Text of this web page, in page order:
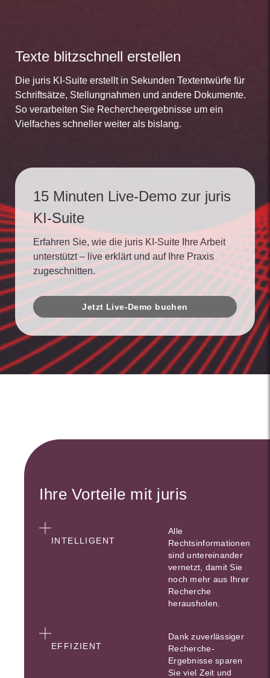
Texte blitzschnell erstellen
Die juris KI-Suite erstellt in Sekunden Textentwürfe für
Schriftsätze, Stellungnahmen und andere Dokumente.
So verarbeiten Sie Rechercheergebnisse um ein
Vielfaches schneller weiter als bislang.
15 Minuten Live-Demo zur juris
KI-Suite
Erfahren Sie, wie die juris KI-Suite Ihre Arbeit
unterstützt – live erklärt und auf Ihre Praxis
zugeschnitten.
Jetzt Live-Demo buchen
Ihre Vorteile mit juris
INTELLIGENT
Alle
Rechtsinformationen
sind untereinander
vernetzt, damit Sie
noch mehr aus Ihrer
Recherche
herausholen.
EFFIZIENT
Dank zuverlässiger
Recherche-
Ergebnisse sparen
Sie viel Zeit und